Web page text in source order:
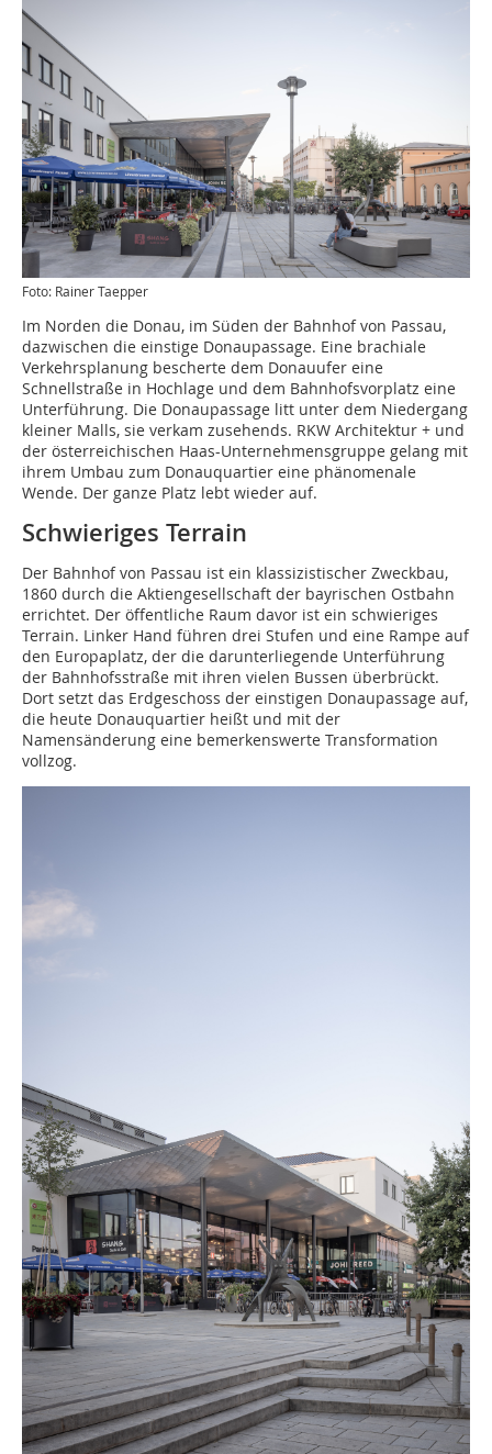
Foto: Rainer Taepper
Im Norden die Donau, im Süden der Bahnhof von Passau,
dazwischen die einstige Donaupassage. Eine brachiale
Verkehrsplanung bescherte dem Donauufer eine
Schnellstraße in Hochlage und dem Bahnhofsvorplatz eine
Unterführung. Die Donaupassage litt unter dem Niedergang
kleiner Malls, sie verkam zusehends. RKW Architektur + und
der österreichischen Haas-Unternehmensgruppe gelang mit
ihrem Umbau zum Donauquartier eine phänomenale
Wende. Der ganze Platz lebt wieder auf.
Schwieriges Terrain
Der Bahnhof von Passau ist ein klassizistischer Zweckbau,
1860 durch die Aktiengesellschaft der bayrischen Ostbahn
errichtet. Der öffentliche Raum davor ist ein schwieriges
Terrain. Linker Hand führen drei Stufen und eine Rampe auf
den Europaplatz, der die darunterliegende Unterführung
der Bahnhofsstraße mit ihren vielen Bussen überbrückt.
Dort setzt das Erdgeschoss der einstigen Donaupassage auf,
die heute Donauquartier heißt und mit der
Namensänderung eine bemerkenswerte Transformation
vollzog.